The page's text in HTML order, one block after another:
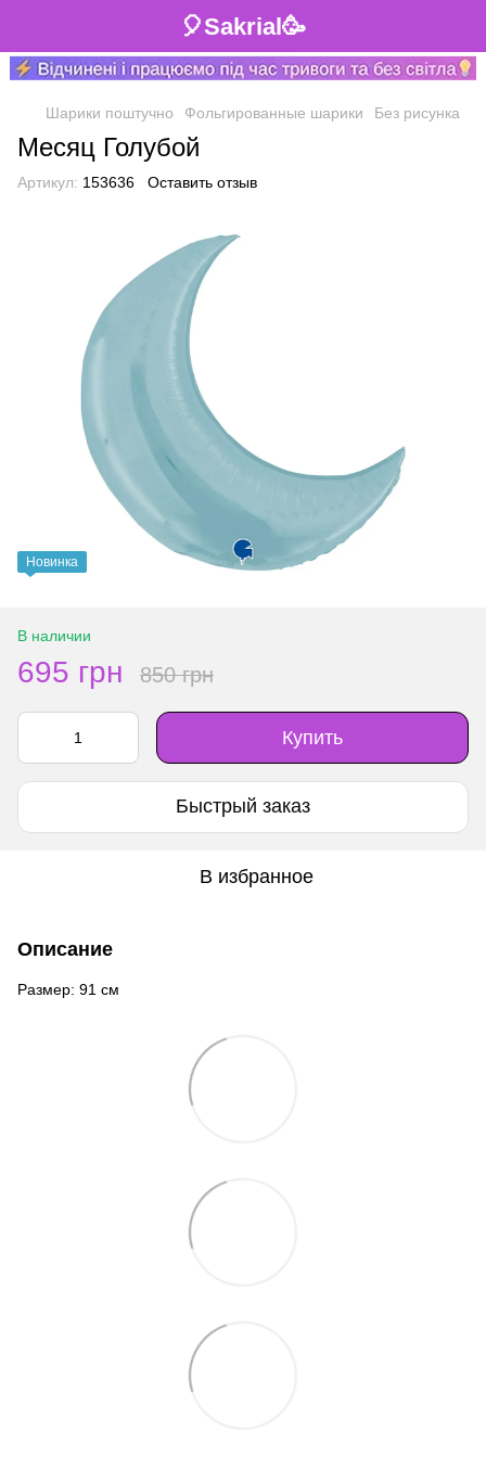
🎈Sakrial🥳
Шарики поштучно Фольгированные шарики Без рисунка
Месяц Голубой
Артикул: 153636 Оставить отзыв
Новинка
В наличии
695 грн 850 грн
Купить
Быстрый заказ
В избранное
Описание
Размер: 91 см